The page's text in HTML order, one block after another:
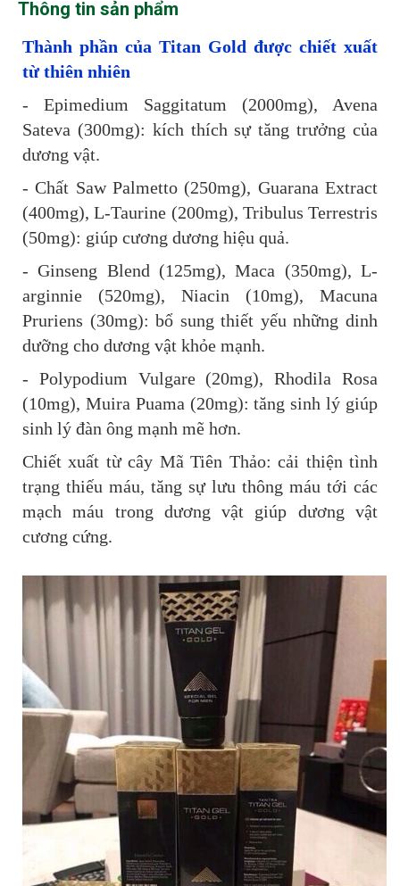
Thông tin sản phẩm
Thành phần của Titan Gold được chiết xuất
từ thiên nhiên
- Epimedium Saggitatum (2000mg), Avena
Sateva (300mg): kích thích sự tăng trưởng của
dương vật.
- Chất Saw Palmetto (250mg), Guarana Extract
(400mg), L-Taurine (200mg), Tribulus Terrestris
(50mg): giúp cương dương hiệu quả.
- Ginseng Blend (125mg), Maca (350mg), L-
arginnie (520mg), Niacin (10mg), Macuna
Pruriens (30mg): bổ sung thiết yếu những dinh
dưỡng cho dương vật khỏe mạnh.
- Polypodium Vulgare (20mg), Rhodila Rosa
(10mg), Muira Puama (20mg): tăng sinh lý giúp
sinh lý đàn ông mạnh mẽ hơn.
Chiết xuất từ cây Mã Tiên Thảo: cải thiện tình
trạng thiếu máu, tăng sự lưu thông máu tới các
mạch máu trong dương vật giúp dương vật
cương cứng.